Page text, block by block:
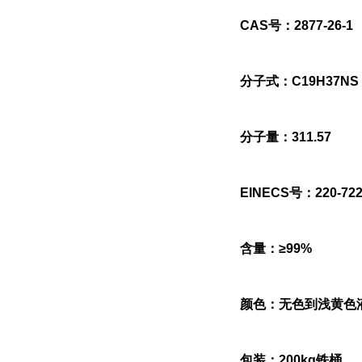
CAS号：2877-26-1
分子式：C19H37NS
分子量：311.57
EINECS号：220-
含量：≥99%
颜色：无色到浅黄色